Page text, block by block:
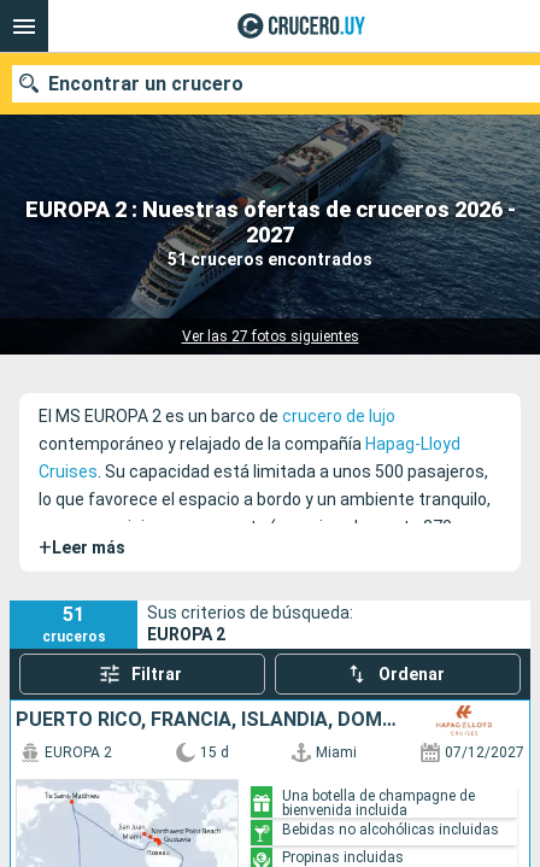
EUROPA 2 : Nuestras ofertas de cruceros 2026 -
2027
51 cruceros encontrados
Ver las 27 fotos siguientes
Encontrar un crucero
Nuestros destinos
Fecha de salida
El MS EUROPA 2 es un barco de crucero de lujo
contemporáneo yrelajado de la compañía Hapag-Lloyd
Cruises. Su capacidad está limitada a unos 500 pasajeros,
lo que favorece el espacio a bordo y un ambiente tranquilo,
con un servicio muy presente (aproximadamente 370
miembros de la tripulación, es decir, una proporción cercana
+ Leer más
51
cruceros
Sus criterios de búsqueda:
EUROPA 2
Filtrar Ordenar
PUERTO RICO, FRANCIA, ISLANDIA, DOMINICA, SANTA LUCIA, REINO UNIDO, ESTADOS UNIDOS
EUROPA 2 15 d Miami 07/12/2027
Una botella de champagne de
bienvenida incluida
Bebidas no alcohólicas incluidas
Propinas incluidas